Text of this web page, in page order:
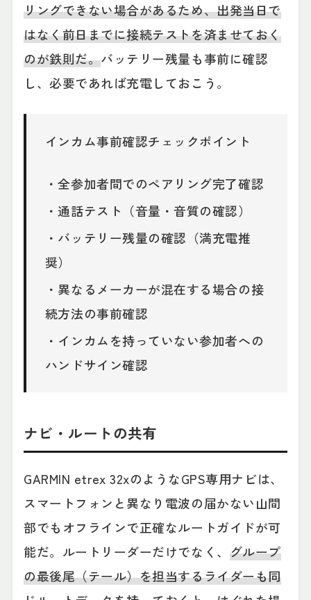
リングできない場合があるため、出発当日で
はなく前日までに接続テストを済ませておく
のが鉄則だ。バッテリー残量も事前に確認
し、必要であれば充電しておこう。
インカム事前確認チェックポイント
・全参加者間でのペアリング完了確認
・通話テスト（音量・音質の確認）
・バッテリー残量の確認（満充電推
奨）
・異なるメーカーが混在する場合の接
続方法の事前確認
・インカムを持っていない参加者への
ハンドサイン確認
ナビ・ルートの共有
GARMIN etrex 32xのようなGPS専用ナビは、
スマートフォンと異なり電波の届かない山間
部でもオフラインで正確なルートガイドが可
能だ。ルートリーダーだけでなく、 グループ
の最後尾（テール）を担当するライダーも同